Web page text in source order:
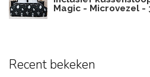
Magic - Microvezel -
Recent bekeken